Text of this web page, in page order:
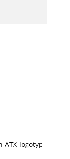
logotyp